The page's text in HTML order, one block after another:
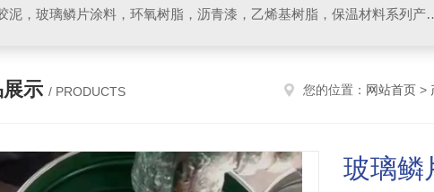
防腐材料，玻璃鳞片胶泥，玻璃
示 / PRODUCTS 您的位置： 网站首页 >
玻璃鳞